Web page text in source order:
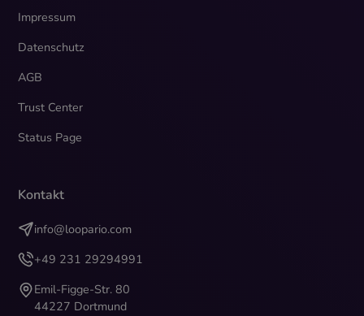
Impressum
Datenschutz
AGB
Trust Center
Status Page
Kontakt
info@loopario.com
+49 231 29294991
Emil-Figge-Str. 80
44227 Dortmund